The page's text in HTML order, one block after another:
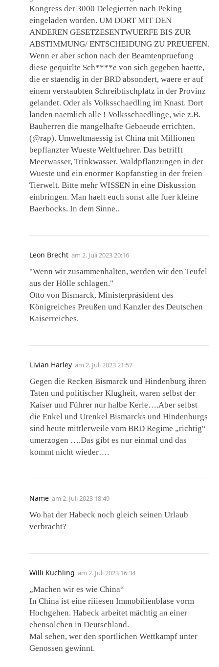
Kongress der 3000 Delegierten nach Peking
eingeladen worden. UM DORT MIT DEN
ANDEREN GESETZESENTWUERFE BIS ZUR
ABSTIMMUNG/ ENTSCHEIDUNG ZU PREUEFEN.
Wenn er aber schon nach der Beamtenpruefung
diese gequirlte Sch****e von sich gegeben haette,
die er staendig in der BRD absondert, waere er auf
einem verstaubten Schreibtischplatz in der Provinz
gelandet. Oder als Volksschaedling im Knast. Dort
landen naemlich alle ! Volksschaedlinge, wie z.B.
Bauherren die mangelhafte Gebaeude errichten.
(@rap). Umweltmaessig ist China mit Millionen
bepflanzter Wueste Weltfuehrer. Das betrifft
Meerwasser, Trinkwasser, Waldpflanzungen in der
Wueste und ein enormer Kopfanstieg in der freien
Tierwelt. Bitte mehr WISSEN in eine Diskussion
einbringen. Man haelt euch sonst alle fuer kleine
Baerbocks. In dem Sinne..
Leon Brecht am 2. Juli 2023 20:16
"Wenn wir zusammenhalten, werden wir den Teufel
aus der Hölle schlagen."
Otto von Bismarck, Ministerpräsident des
Königreiches Preußen und Kanzler des Deutschen
Kaiserreiches.
Livian Harley am 2. Juli 2023 21:57
Gegen die Recken Bismarck und Hindenburg ihren
Taten und politischer Klugheit, waren selbst der
Kaiser und Führer nur halbe Kerle….Aber selbst
die Enkel und Urenkel Bismarcks und Hindenburgs
sind heute mittlerweile vom BRD Regime „richtig“
umerzogen ….Das gibt es nur einmal und das
kommt nicht wieder….
Name am 2. Juli 2023 18:49
Wo hat der Habeck noch gleich seinen Urlaub
verbracht?
Willi Kuchling am 2. Juli 2023 16:34
„Machen wir es wie China“
In China ist eine riiiesen Immobilienblase vorm
Hochgehen. Habeck arbeitet mächtig an einer
ebensolchen in Deutschland.
Mal sehen, wer den sportlichen Wettkampf unter
Genossen gewinnt.